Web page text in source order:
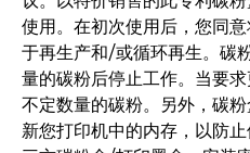
使用。在初次使用后，您同
于再生产和/或循环再生。碳
量的碳粉后停止工作。当要
不定数量的碳粉。另外，碳
新您打印机中的内存，以防